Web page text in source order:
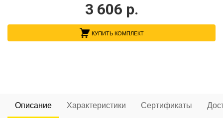
3 606 р.
КУПИТЬ КОМПЛЕКТ
Описание Характеристики Сертификаты